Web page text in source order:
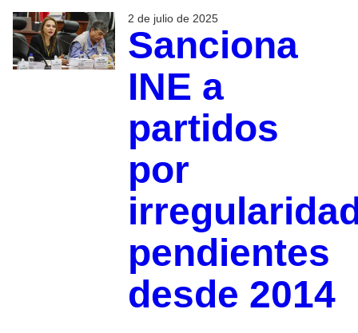
2 de julio de 2025
Sanciona
INE a
partidos
por
pendientes
desde 2014